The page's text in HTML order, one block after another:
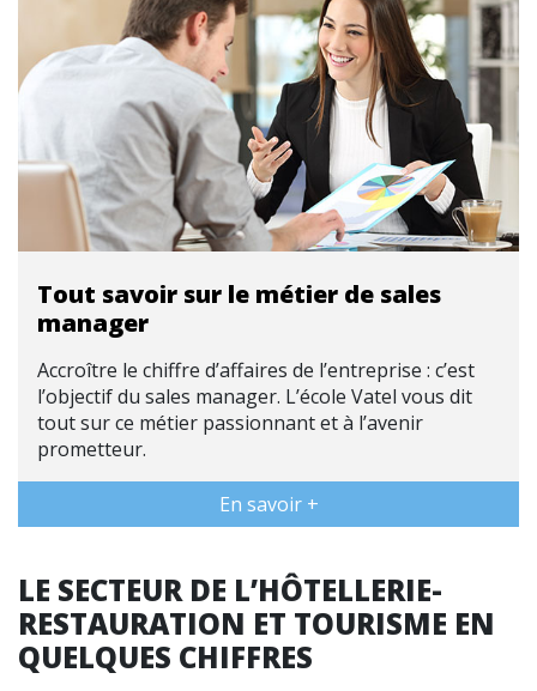
Tout savoir sur le métier de sales
manager
Accroître le chiffre d’affaires de l’entreprise : c’est
l’objectif du sales manager. L’école Vatel vous dit
tout sur ce métier passionnant et à l’avenir
prometteur.
En savoir +
LE SECTEUR DE L’HÔTELLERIE-
RESTAURATION ET TOURISME EN
QUELQUES CHIFFRES